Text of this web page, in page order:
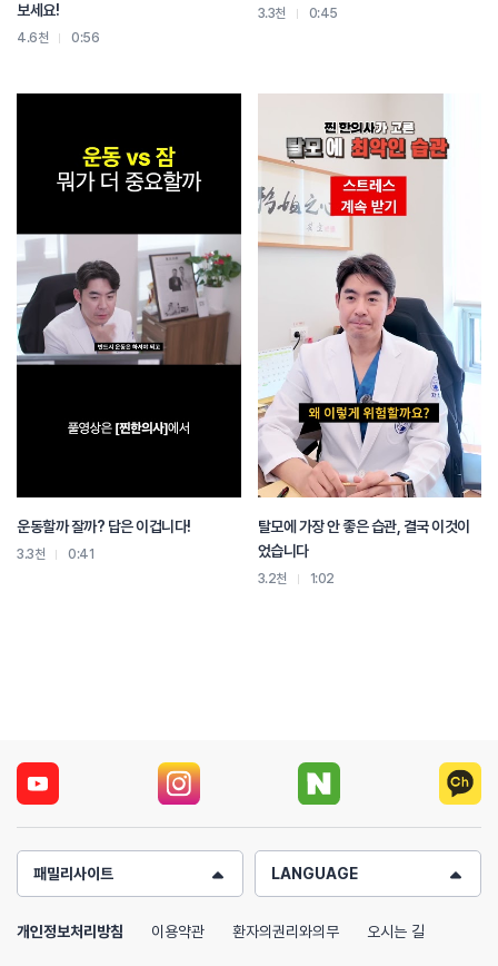
보세요!
4.6천 0:56
3.3천 0:45
운동할까 잘까? 답은 이겁니다!
3.3천 0:41
탈모에 가장 안 좋은 습관, 결국 이것이
었습니다
3.2천 1:02
패밀리사이트 LANGUAGE
개인정보처리방침 이용약관 환자의권리와의무 오시는 길